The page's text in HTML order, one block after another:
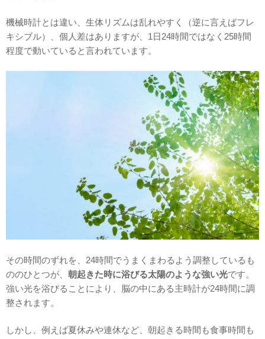
機械時計とは違い、生体リズムは乱れやすく（逆に言えばフレ
キシブル）、個人差はありますが、1日24時間ではなく25時間
程度で動いていると言われています。
その時間のずれを、24時間でうまくまわるよう調整しているも
ののひとつが、 朝起きた時に浴びる太陽のような強い光です。
強い光を浴びることにより、脳の中にある主時計が24時間に調
整されます。
しかし、例えば夏休みや連休など、朝起きる時間も食事時間も